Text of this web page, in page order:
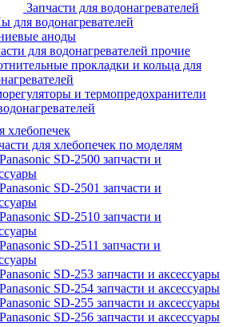
Запчасти для водонагревателей
для водонагревателей
аноды
для водонагревателей прочие
прокладки и кольца для
и термопредохранители
хлебопечек
для хлебопечек по моделям
SD-2500 запчасти и
SD-2501 запчасти и
SD-2510 запчасти и
SD-2511 запчасти и
SD-253 запчасти и аксессуары
SD-254 запчасти и аксессуары
SD-255 запчасти и аксессуары
SD-256 запчасти и аксессуары